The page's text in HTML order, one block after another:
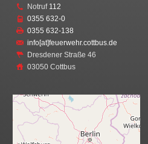
Notruf 112
0355 632-0
0355 632-138
info[at]feuerwehr.cottbus.de
Dresdener Straße 46
03050 Cottbus